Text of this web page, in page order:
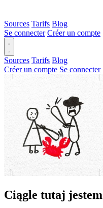
Sources Tarifs Blog
Se connecter Créer un compte
Sources Tarifs Blog
Créer un compte Se connecter
Ciągle tutaj